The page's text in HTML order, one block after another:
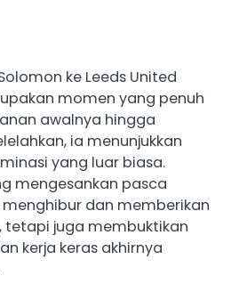
ke Leeds United
momen yang penuh
awalnya hingga
ia menunjukkan
yang luar biasa.
mengesankan pasca
dan memberikan
juga membuktikan
kerja keras akhirnya